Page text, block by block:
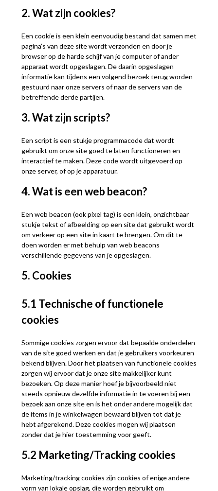
2. Wat zijn cookies?
Een cookie is een klein eenvoudig bestand dat samen met
pagina’s van deze site wordt verzonden en door je
browser op de harde schijf van je computer of ander
apparaat wordt opgeslagen. De daarin opgeslagen
informatie kan tijdens een volgend bezoek terug worden
gestuurd naar onze servers of naar de servers van de
betreffende derde partijen.
3. Wat zijn scripts?
Een script is een stukje programmacode dat wordt
gebruikt om onze site goed te laten functioneren en
interactief te maken. Deze code wordt uitgevoerd op
onze server, of op je apparatuur.
4. Wat is een web beacon?
Een web beacon (ook pixel tag) is een klein, onzichtbaar
stukje tekst of afbeelding op een site dat gebruikt wordt
om verkeer op een site in kaart te brengen. Om dit te
doen worden er met behulp van web beacons
verschillende gegevens van je opgeslagen.
5. Cookies
5.1 Technische of functionele
cookies
Sommige cookies zorgen ervoor dat bepaalde onderdelen
van de site goed werken en dat je gebruikers voorkeuren
bekend blijven. Door het plaatsen van functionele cookies
zorgen wij ervoor dat je onze site makkelijker kunt
bezoeken. Op deze manier hoef je bijvoorbeeld niet
steeds opnieuw dezelfde informatie in te voeren bij een
bezoek aan onze site en is het onder andere mogelijk dat
de items in je winkelwagen bewaard blijven tot dat je
hebt afgerekend. Deze cookies mogen wij plaatsen
zonder dat je hier toestemming voor geeft.
5.2 Marketing/Tracking cookies
Marketing/tracking cookies zijn cookies of enige andere
vorm van lokale opslag, die worden gebruikt om